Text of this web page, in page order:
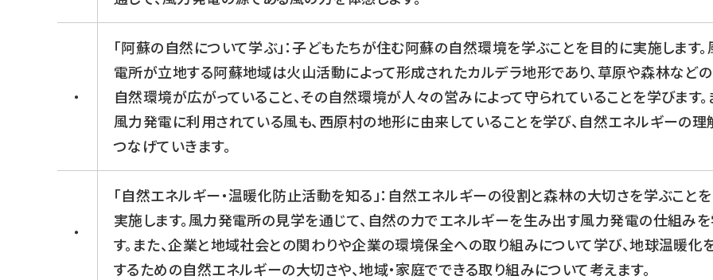
・
「阿蘇の自然について学ぶ」：子どもたちが住む阿蘇の自然環境を学ぶことを目的に実施します
電所が立地する阿蘇地域は火山活動によって形成されたカルデラ地形であり、草原や森林など
自然環境が広がっていること、その自然環境が人々の営みによって守られていることを学びます。
風力発電に利用されている風も、西原村の地形に由来していることを学び、自然エネルギーの理
つなげていきます。
・
「自然エネルギー・温暖化防止活動を知る」：自然エネルギーの役割と森林の大切さを学ぶこと
実施します。風力発電所の見学を通じて、自然の力でエネルギーを生み出す風力発電の仕組み
す。また、企業と地域社会との関わりや企業の環境保全への取り組みについて学び、地球温暖化
するための自然エネルギーの大切さや、地域・家庭でできる取り組みについて考えます。